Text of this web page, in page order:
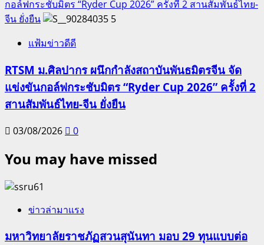
กอล์ฟกระชับมิตร “Ryder Cup 2026” ครั้งที่ 2 สานสัมพันธ์ไทย-
จีน ยั่งยืน
5
แฟ้มข่าวดีดี
RTSM ม.ศิลปากร ผนึกกำลังสถาบันพันธมิตรจีน จัด
แข่งขันกอล์ฟกระชับมิตร “Ryder Cup 2026” ครั้งที่ 2
สานสัมพันธ์ไทย-จีน ยั่งยืน
03/08/2026 0
You may have missed
ข่าวล่ามาแรง
มหาวิทยาลัยราชภัฏสวนสุนันทา มอบ 29 ทุนแบบต่อ